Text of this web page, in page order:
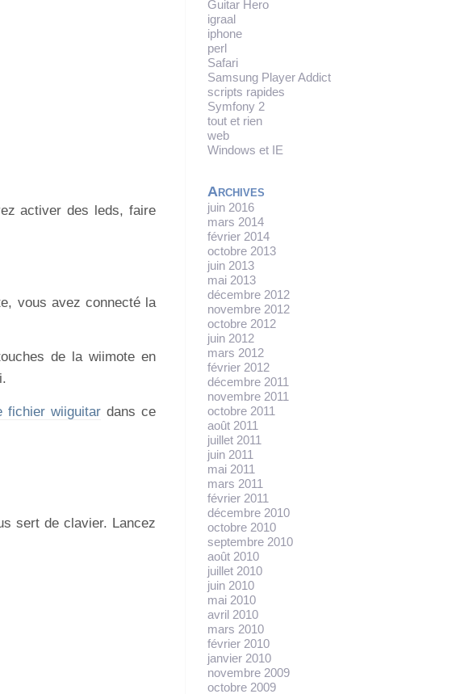
activer des leds, faire
vous avez connecté la
de la wiimote en
fichier wiiguitardans ce
sert de clavier. Lancez
Guitar Hero
igraal
iphone
perl
Safari
Samsung Player Addict
scripts rapides
Symfony 2
tout et rien
web
Windows et IE
Archives
juin 2016
mars 2014
février 2014
octobre 2013
juin 2013
mai 2013
décembre 2012
novembre 2012
octobre 2012
juin 2012
mars 2012
février 2012
décembre 2011
novembre 2011
octobre 2011
août 2011
juillet 2011
juin 2011
mai 2011
mars 2011
février 2011
décembre 2010
octobre 2010
septembre 2010
août 2010
juillet 2010
juin 2010
mai 2010
avril 2010
mars 2010
février 2010
janvier 2010
novembre 2009
octobre 2009